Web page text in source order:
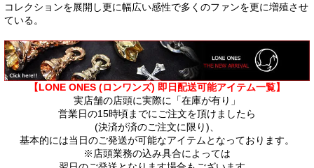
コレクションを展開し更に幅広い感性で多くのファンを更に増殖させ
ている。
【LONE ONES (ロンワンズ) 即日配送可能アイテム一覧】
実店舗の店頭に実際に「在庫が有り」
営業日の15時頃までにご注文を頂けましたら
(決済が済のご注文に限り)、
基本的には当日のご発送が可能なアイテムとなっております。
※店頭業務の込み具合によっては